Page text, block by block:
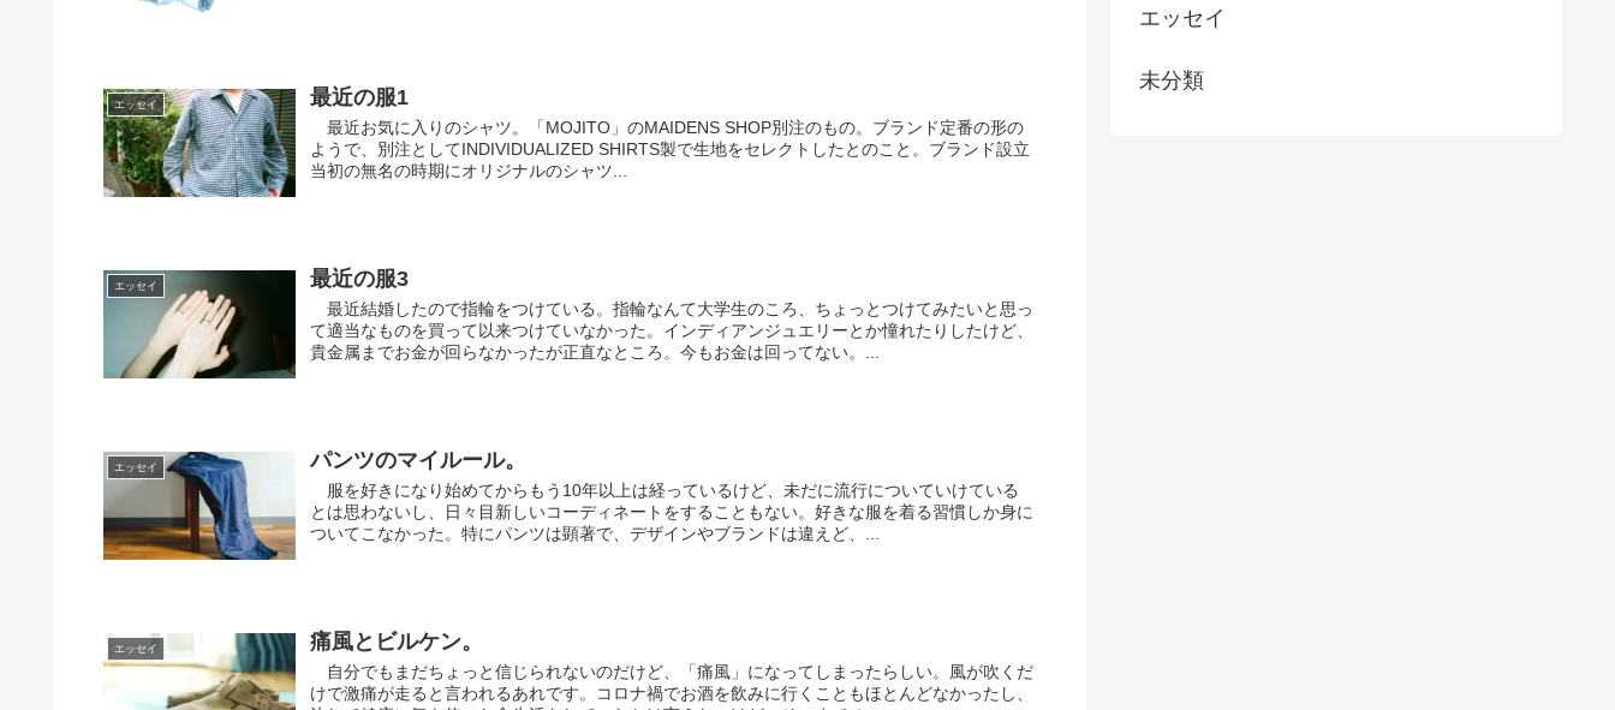
エッセイ 最近の服1
最近お気に入りのシャツ。「MOJITO」のMAIDENS SHOP別注のもの。ブランド定番の形の
ようで、別注としてINDIVIDUALIZED SHIRTS製で生地をセレクトしたとのこと。ブランド設立
当初の無名の時期にオリジナルのシャツ...
エッセイ 最近の服3
最近結婚したので指輪をつけている。指輪なんて大学生のころ、ちょっとつけてみたいと思っ
て適当なものを買って以来つけていなかった。インディアンジュエリーとか憧れたりしたけど、
貴金属までお金が回らなかったが正直なところ。今もお金は回ってない。...
エッセイ パンツのマイルール。
服を好きになり始めてからもう10年以上は経っているけど、未だに流行についていけている
とは思わないし、日々目新しいコーディネートをすることもない。好きな服を着る習慣しか身に
ついてこなかった。特にパンツは顕著で、デザインやブランドは違えど、...
エッセイ 痛風とビルケン。
自分でもまだちょっと信じられないのだけど、「痛風」になってしまったらしい。風が吹くだ
けで激痛が走ると言われるあれです。コロナ禍でお酒を飲みに行くこともほとんどなかったし、
エッセイ
未分類